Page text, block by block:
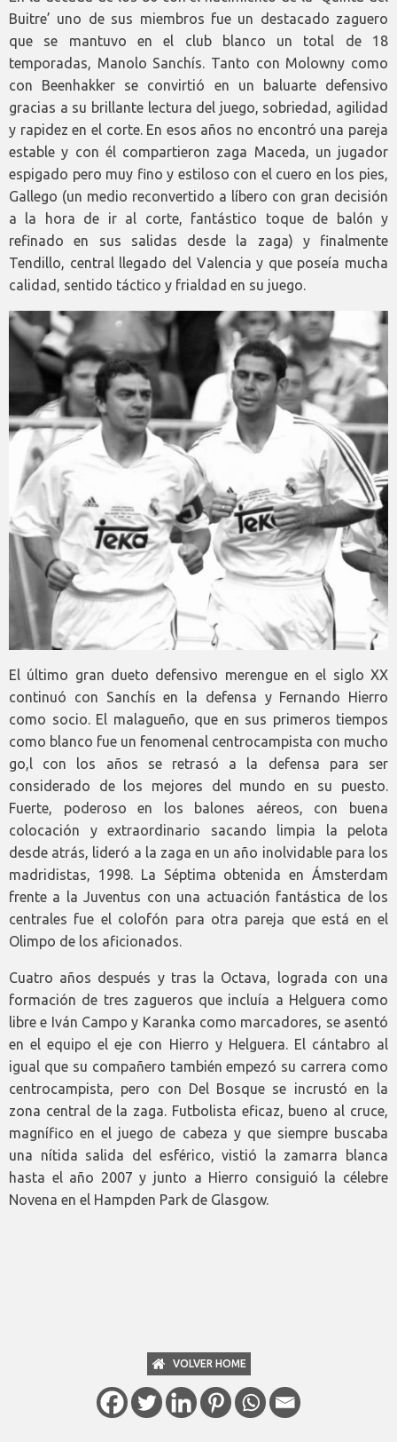
Buitre’ uno de sus miembros fue un destacado zaguero
que se mantuvo en el club blanco un total de 18
temporadas, Manolo Sanchís. Tanto con Molowny como
con Beenhakker se convirtió en un baluarte defensivo
gracias a su brillante lectura del juego, sobriedad, agilidad
y rapidez en el corte. En esos años no encontró una pareja
estable y con él compartieron zaga Maceda, un jugador
espigado pero muy fino y estiloso con el cuero en los pies,
Gallego (un medio reconvertido a líbero con gran decisión
a la hora de ir al corte, fantástico toque de balón y
refinado en sus salidas desde la zaga) y finalmente
Tendillo, central llegado del Valencia y que poseía mucha
calidad, sentido táctico y frialdad en su juego.
El último gran dueto defensivo merengue en el siglo XX
continuó con Sanchís en la defensa y Fernando Hierro
como socio. El malagueño, que en sus primeros tiempos
como blanco fue un fenomenal centrocampista con mucho
go,l con los años se retrasó a la defensa para ser
considerado de los mejores del mundo en su puesto.
Fuerte, poderoso en los balones aéreos, con buena
colocación y extraordinario sacando limpia la pelota
desde atrás, lideró a la zaga en un año inolvidable para los
madridistas, 1998. La Séptima obtenida en Ámsterdam
frente a la Juventus con una actuación fantástica de los
centrales fue el colofón para otra pareja que está en el
Olimpo de los aficionados.
Cuatro años después y tras la Octava, lograda con una
formación de tres zagueros que incluía a Helguera como
libre e Iván Campo y Karanka como marcadores, se asentó
en el equipo el eje con Hierro y Helguera. El cántabro al
igual que su compañero también empezó su carrera como
centrocampista, pero con Del Bosque se incrustó en la
zona central de la zaga. Futbolista eficaz, bueno al cruce,
magnífico en el juego de cabeza y que siempre buscaba
una nítida salida del esférico, vistió la zamarra blanca
hasta el año 2007 y junto a Hierro consiguió la célebre
Novena en el Hampden Park de Glasgow.
VOLVER HOME